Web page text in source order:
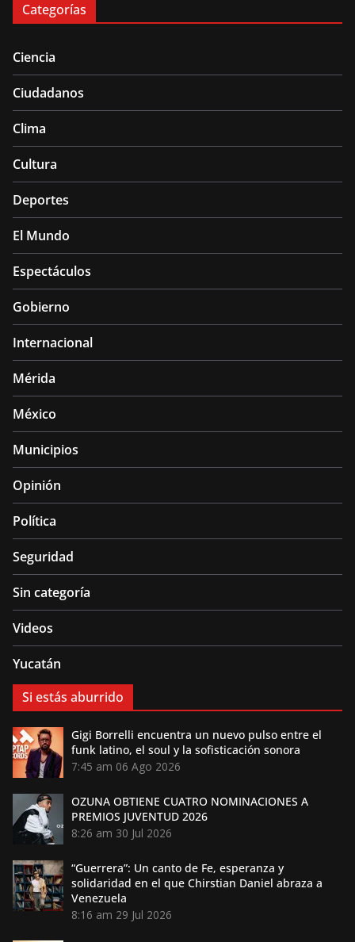
Categorías
Ciencia
Ciudadanos
Clima
Cultura
Deportes
El Mundo
Espectáculos
Gobierno
Internacional
Mérida
México
Municipios
Opinión
Política
Seguridad
Sin categoría
Videos
Yucatán
Si estás aburrido
Gigi Borrelli encuentra un nuevo pulso entre el
funk latino, el soul y la sofisticación sonora
7:45 am 06 Ago 2026
OZUNA OBTIENE CUATRO NOMINACIONES A
PREMIOS JUVENTUD 2026
8:26 am 30 Jul 2026
“Guerrera”: Un canto de Fe, esperanza y
solidaridad en el que Chirstian Daniel abraza a
Venezuela
8:16 am 29 Jul 2026